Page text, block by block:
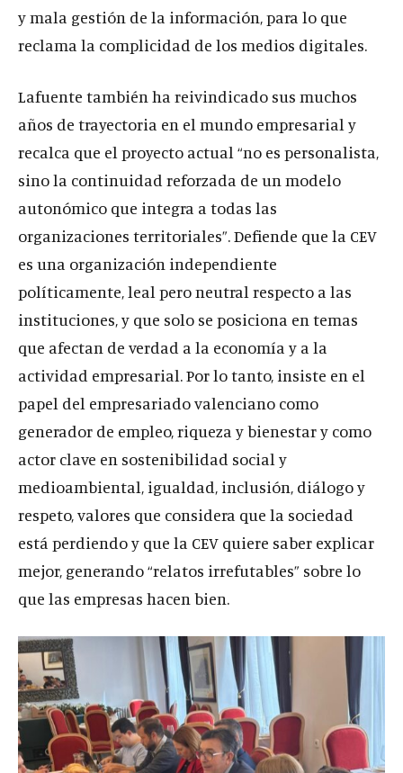
y mala gestión de la información, para lo que
reclama la complicidad de los medios digitales.
Lafuente también ha reivindicado sus muchos
años de trayectoria en el mundo empresarial y
recalca que el proyecto actual “no es personalista,
sino la continuidad reforzada de un modelo
autonómico que integra a todas las
organizaciones territoriales”. Defiende que la CEV
es una organización independiente
políticamente, leal pero neutral respecto a las
instituciones, y que solo se posiciona en temas
que afectan de verdad a la economía y a la
actividad empresarial. Por lo tanto, insiste en el
papel del empresariado valenciano como
generador de empleo, riqueza y bienestar y como
actor clave en sostenibilidad social y
medioambiental, igualdad, inclusión, diálogo y
respeto, valores que considera que la sociedad
está perdiendo y que la CEV quiere saber explicar
mejor, generando “relatos irrefutables” sobre lo
que las empresas hacen bien.